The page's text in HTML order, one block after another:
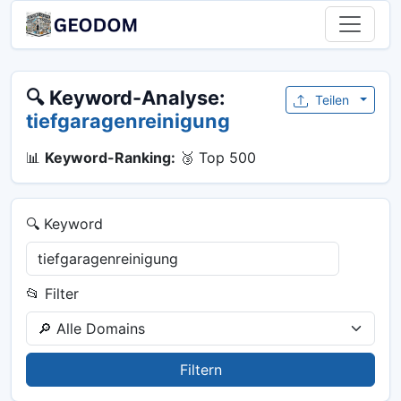
🔍 Keyword-Analyse:
tiefgaragenreinigung
📊 Keyword-Ranking: 🥉 Top 500
Teilen
🔍 Keyword
📂 Filter
Filtern